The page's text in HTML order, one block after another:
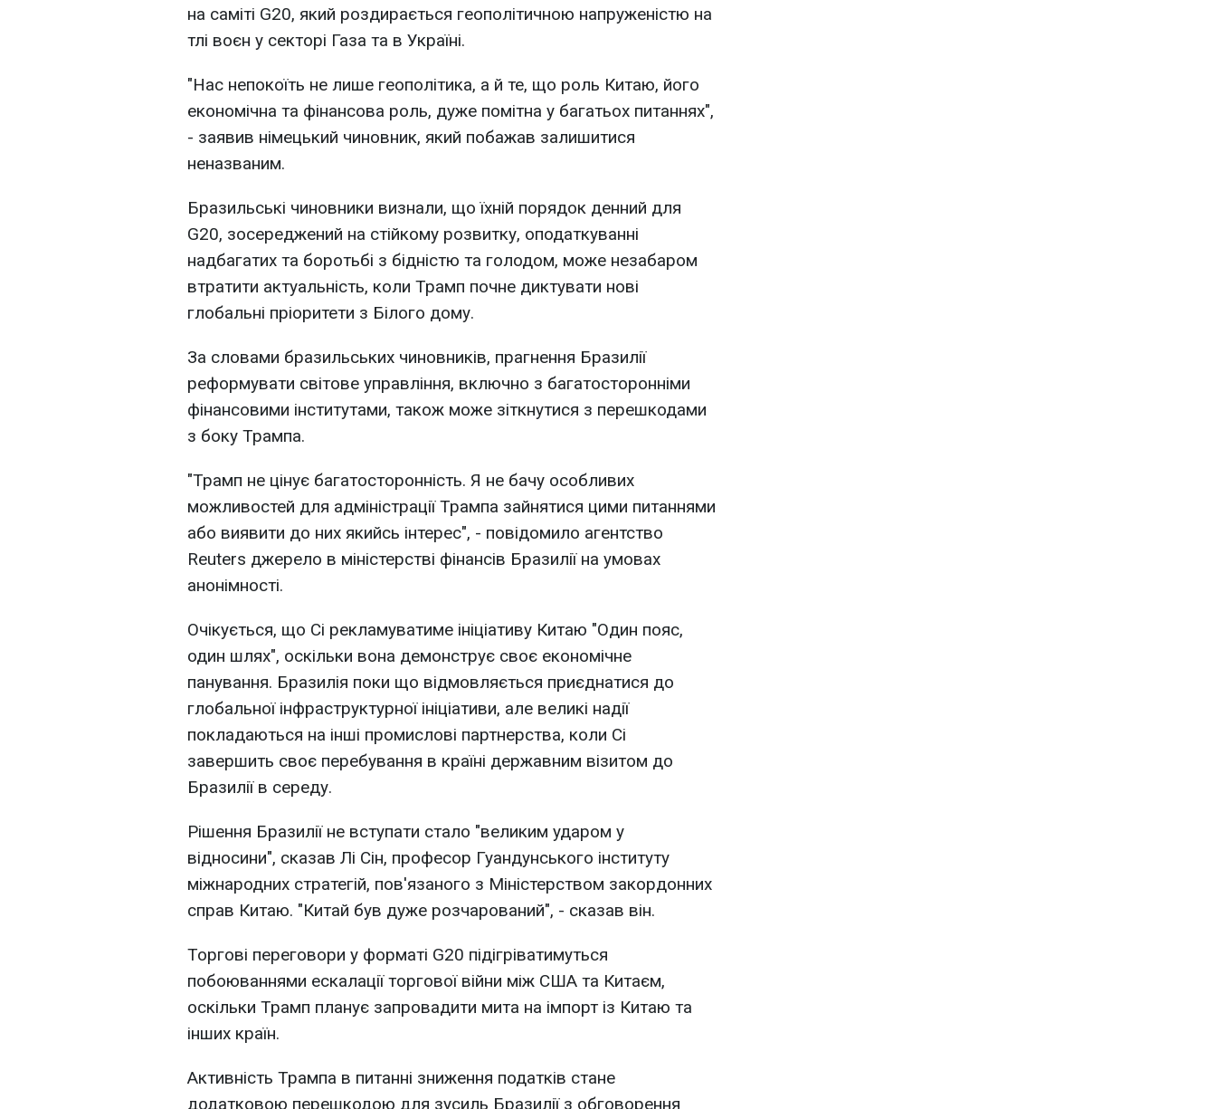
на саміті G20, який роздирається геополітичною напруженістю на
тлі воєн у секторі Газа та в Україні.
"Нас непокоїть не лише геополітика, а й те, що роль Китаю, його
економічна та фінансова роль, дуже помітна у багатьох питаннях",
- заявив німецький чиновник, який побажав залишитися
неназваним.
Бразильські чиновники визнали, що їхній порядок денний для
G20, зосереджений на стійкому розвитку, оподаткуванні
надбагатих та боротьбі з бідністю та голодом, може незабаром
втратити актуальність, коли Трамп почне диктувати нові
глобальні пріоритети з Білого дому.
За словами бразильських чиновників, прагнення Бразилії
реформувати світове управління, включно з багатосторонніми
фінансовими інститутами, також може зіткнутися з перешкодами
з боку Трампа.
"Трамп не цінує багатосторонність. Я не бачу особливих
можливостей для адміністрації Трампа зайнятися цими питаннями
або виявити до них якийсь інтерес", - повідомило агентство
Reuters джерело в міністерстві фінансів Бразилії на умовах
анонімності.
Очікується, що Сі рекламуватиме ініціативу Китаю "Один пояс,
один шлях", оскільки вона демонструє своє економічне
панування. Бразилія поки що відмовляється приєднатися до
глобальної інфраструктурної ініціативи, але великі надії
покладаються на інші промислові партнерства, коли Сі
завершить своє перебування в країні державним візитом до
Бразилії в середу.
Рішення Бразилії не вступати стало "великим ударом у
відносини", сказав Лі Сін, професор Гуандунського інституту
міжнародних стратегій, пов'язаного з Міністерством закордонних
справ Китаю. "Китай був дуже розчарований", - сказав він.
Торгові переговори у форматі G20 підігріватимуться
побоюваннями ескалації торгової війни між США та Китаєм,
оскільки Трамп планує запровадити мита на імпорт із Китаю та
інших країн.
Активність Трампа в питанні зниження податків стане
додатковою перешкодою для зусиль Бразилії з обговорення